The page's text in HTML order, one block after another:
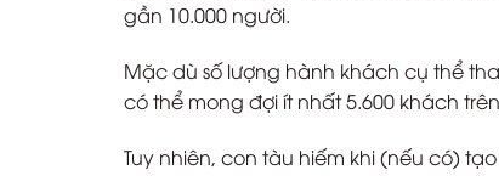
gần 10.000 người.
Mặc dù số lượng hành khách cụ thể
có thể mong đợi ít nhất 5.600 khách
Tuy nhiên, con tàu hiếm khi (nếu có)